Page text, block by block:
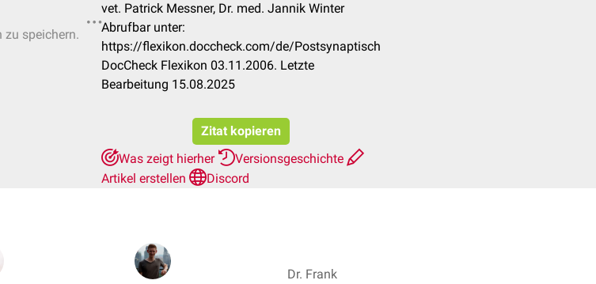
zu speichern.
vet. Patrick Messner, Dr. med. Jannik Winter
Abrufbar unter:
https://flexikon.doccheck.com/de/Postsynaptisch
DocCheck Flexikon 03.11.2006. Letzte
Bearbeitung 15.08.2025
Zitat kopieren
Was zeigt hierher
Versionsgeschichte
Artikel erstellen
Discord
Dr. Frank